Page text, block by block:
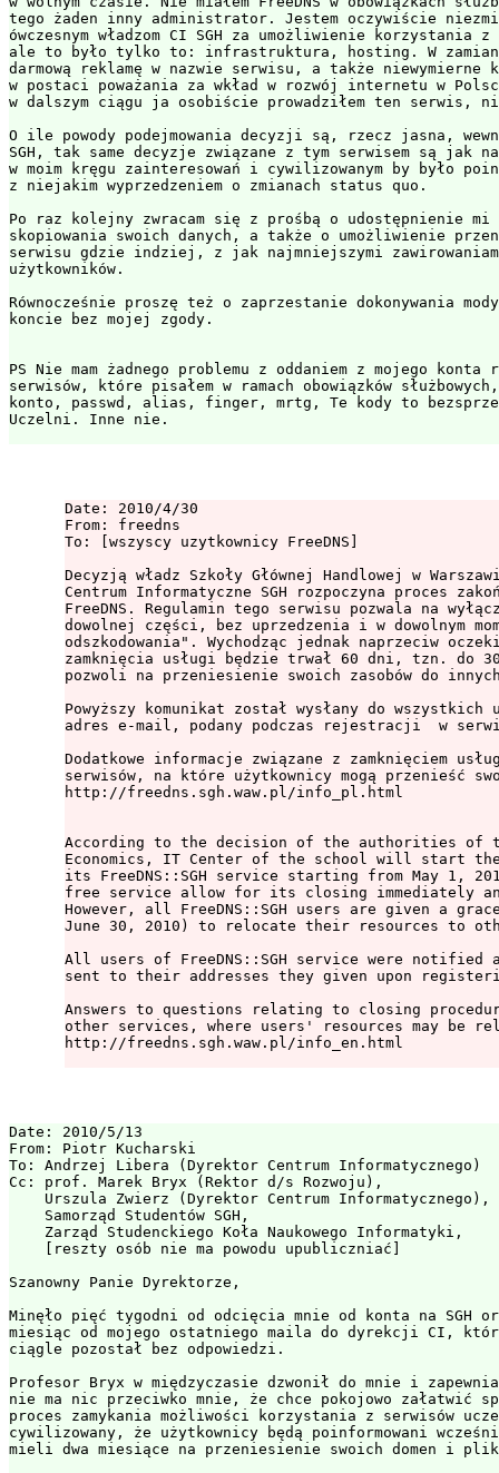
tego żaden inny administrator. Jestem oczywiście
ówczesnym władzom CI SGH za umożliwienie
ale to było tylko to: infrastruktura, hosting. W zamian
darmową reklamę w nazwie serwisu, a także niewymierne
w postaci poważania za wkład w rozwój internetu w
w dalszym ciągu ja osobiście prowadziłem ten serwis,
O ile powody podejmowania decyzji są, rzecz jasna,
SGH, tak same decyzje związane z tym serwisem są jak
w moim kręgu zainteresowań i cywilizowanym by było
z niejakim wyprzedzeniem o zmianach status quo.
Po raz kolejny zwracam się z prośbą o udostępnienie mi
skopiowania swoich danych, a także o umożliwienie
serwisu gdzie indziej, z jak najmniejszymi
użytkowników.
Równocześnie proszę też o zaprzestanie dokonywania
koncie bez mojej zgody.
PS Nie mam żadnego problemu z oddaniem z mojego konta
serwisów, które pisałem w ramach obowiązków
konto, passwd, alias, finger, mrtg, Te kody to
Uczelni. Inne nie.
Date: 2010/4/30
From: freedns
To: [wszyscy uzytkownicy FreeDNS]
Decyzją władz Szkoły Głównej Handlowej w
Centrum Informatyczne SGH rozpoczyna proces
FreeDNS. Regulamin tego serwisu pozwala na
dowolnej części, bez uprzedzenia i w dowolnym
odszkodowania". Wychodząc jednak naprzeciw
zamknięcia usługi będzie trwał 60 dni, tzn. do
pozwoli na przeniesienie swoich zasobów do
Powyższy komunikat został wysłany do wszystkich
adres e-mail, podany podczas rejestracji  w
Dodatkowe informacje związane z zamknięciem
serwisów, na które użytkownicy mogą przenieść
http://freedns.sgh.waw.pl/info_pl.html
According to the decision of the authorities of
Economics, IT Center of the school will start
its FreeDNS::SGH service starting from May 1,
free service allow for its closing immediately
However, all FreeDNS::SGH users are given a
June 30, 2010) to relocate their resources to
All users of FreeDNS::SGH service were notified
sent to their addresses they given upon
Answers to questions relating to closing
other services, where users' resources may be
http://freedns.sgh.waw.pl/info_en.html
Date: 2010/5/13
From: Piotr Kucharski
To: Andrzej Libera (Dyrektor Centrum Informatycznego)
Cc: prof. Marek Bryx (Rektor d/s Rozwoju),
    Urszula Zwierz (Dyrektor Centrum Informatycznego),
    Samorząd Studentów SGH,
    Zarząd Studenckiego Koła Naukowego Informatyki,
    [reszty osób nie ma powodu upubliczniać]
Szanowny Panie Dyrektorze,
Minęło pięć tygodni od odcięcia mnie od konta na SGH
miesiąc od mojego ostatniego maila do dyrekcji CI,
ciągle pozostał bez odpowiedzi.
Profesor Bryx w międzyczasie dzwonił do mnie i
nie ma nic przeciwko mnie, że chce pokojowo załatwić
proces zamykania możliwości korzystania z serwisów
cywilizowany, że użytkownicy będą poinformowani
mieli dwa miesiące na przeniesienie swoich domen i